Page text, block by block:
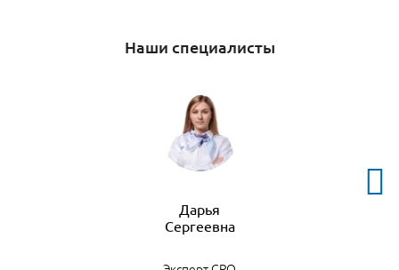
Наши специалисты
Дарья
Сергеевна